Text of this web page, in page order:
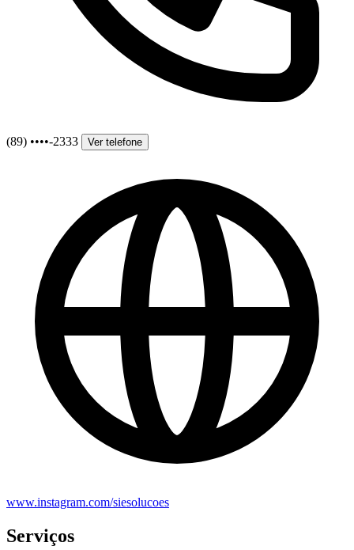
(89) ••••-2333 Ver telefone
www.instagram.com/siesolucoes
Serviços